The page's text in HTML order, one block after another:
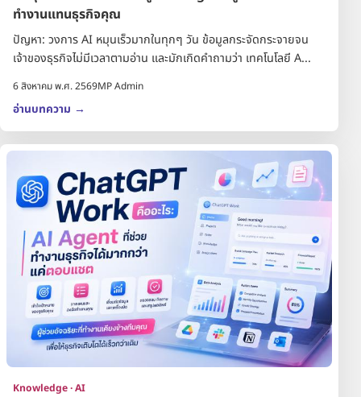
ทำงานแทนธุรกิจคุณ
ปัญหา: วงการ AI หมุนเร็วมากในทุกๆ วัน ข้อมูลกระจัดกระจายจน
เจ้าของธุรกิจไม่มีเวลาตามอ่าน และมักเกิดคำถามว่า เทคโนโลยี A...
6 สิงหาคม พ.ศ. 2569MP Admin
อ่านบทความ →
Knowledge · AI